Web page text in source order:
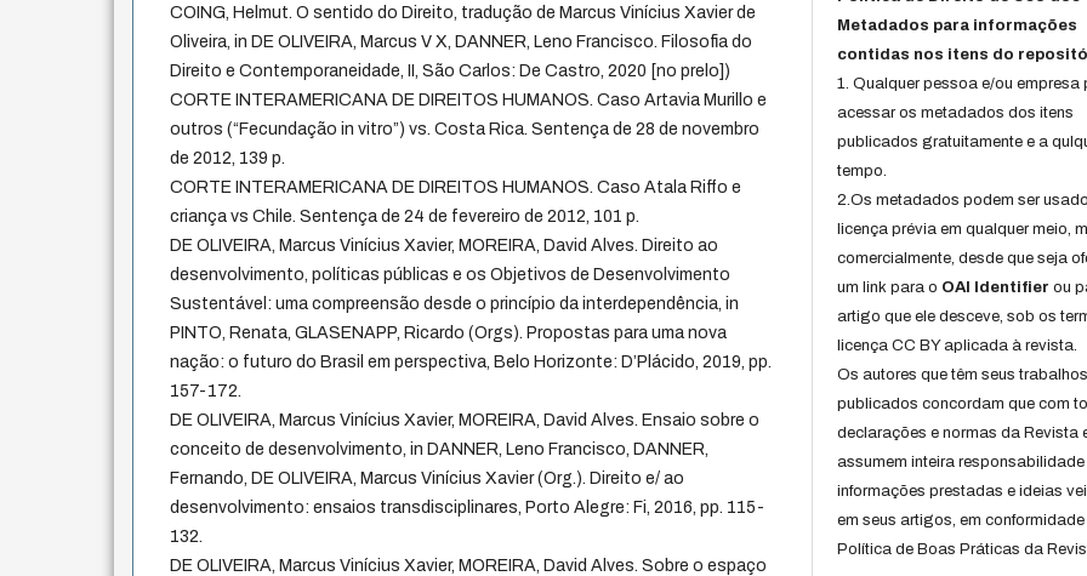
COING, Helmut. O sentido do Direito, tradução de Marcus Vinícius Xavier de
Oliveira, in DE OLIVEIRA, Marcus V X, DANNER, Leno Francisco. Filosofia do
Direito e Contemporaneidade, II, São Carlos: De Castro, 2020 [no prelo])
CORTE INTERAMERICANA DE DIREITOS HUMANOS. Caso Artavia Murillo e
outros (“Fecundação in vitro”) vs. Costa Rica. Sentença de 28 de novembro
de 2012, 139 p.
CORTE INTERAMERICANA DE DIREITOS HUMANOS. Caso Atala Riffo e
criança vs Chile. Sentença de 24 de fevereiro de 2012, 101 p.
DE OLIVEIRA, Marcus Vinícius Xavier, MOREIRA, David Alves. Direito ao
desenvolvimento, políticas públicas e os Objetivos de Desenvolvimento
Sustentável: uma compreensão desde o princípio da interdependência, in
PINTO, Renata, GLASENAPP, Ricardo (Orgs). Propostas para uma nova
nação: o futuro do Brasil em perspectiva, Belo Horizonte: D’Plácido, 2019, pp.
157-172.
DE OLIVEIRA, Marcus Vinícius Xavier, MOREIRA, David Alves. Ensaio sobre o
conceito de desenvolvimento, in DANNER, Leno Francisco, DANNER,
Fernando, DE OLIVEIRA, Marcus Vinícius Xavier (Org.). Direito e/ ao
desenvolvimento: ensaios transdisciplinares, Porto Alegre: Fi, 2016, pp. 115-
132.
DE OLIVEIRA, Marcus Vinícius Xavier, MOREIRA, David Alves. Sobre o espaço
Metadados para informações
contidas nos itens do
1. Qualquer pessoa e/ou empresa
acessar os metadados dos itens
publicados gratuitamente e a
tempo.
2.Os metadados podem ser
licença prévia em qualquer meio,
comercialmente, desde que seja
um link para o OAI Identifier ou
artigo que ele desceve, sob os
licença CC BY aplicada à revista.
Os autores que têm seus trabalhos
publicados concordam que com
declarações e normas da Revista
assumem inteira responsabilidade
informações prestadas e ideias
em seus artigos, em
Política de Boas Práticas da